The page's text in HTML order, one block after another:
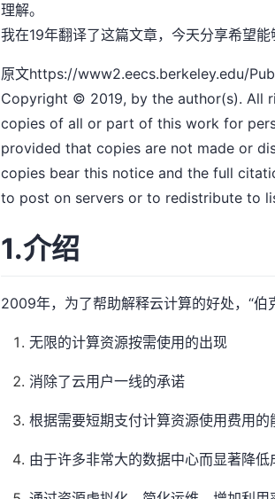
理解。
我在19年翻译了这篇文章，今天分享希望
原文https://www2.eecs.berkeley.edu/
Copyright © 2019, by the author(s). All
copies of all or part of this work for
provided that copies are not made or
copies bear this notice and the full
to post on servers or to redistribute to
1.介绍
2009年，为了帮助解释云计算的好处，“伯
无限的计算资源按需使用的出现
消除了云用户一线的承诺
根据需要短期支付计算资源使用费用的
由于许多非常大的数据中心而显著降低